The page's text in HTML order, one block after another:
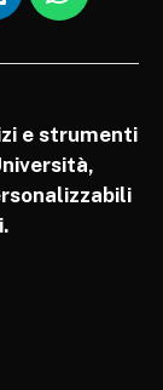
e strumenti